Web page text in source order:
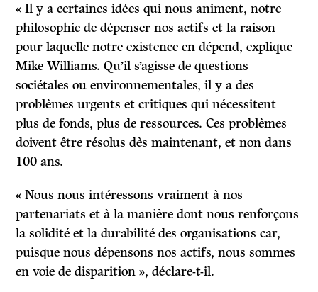
« Il y a certaines idées qui nous animent, notre
philosophie de dépenser nos actifs et la raison
pour laquelle notre existence en dépend, explique
Mike Williams. Qu’il s’agisse de questions
sociétales ou environnementales, il y a des
problèmes urgents et critiques qui nécessitent
plus de fonds, plus de ressources. Ces problèmes
doivent être résolus dès maintenant, et non dans
100 ans.
« Nous nous intéressons vraiment à nos
partenariats et à la manière dont nous renforçons
la solidité et la durabilité des organisations car,
puisque nous dépensons nos actifs, nous sommes
en voie de disparition », déclare-t-il.